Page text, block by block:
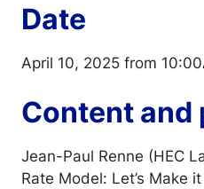
Date
April 10, 2025 from
Content
Jean-Paul Renne (HEC
Rate Model: Let’s Make